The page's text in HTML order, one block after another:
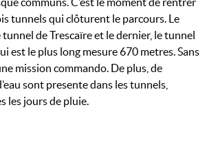
tunnels qui clôturent le parcours. Le
de Trescaïre et le dernier, le tunnel
est le plus long mesure 670 metres. Sans
mission commando. De plus, de
sont presente dans les tunnels,
les jours de pluie.